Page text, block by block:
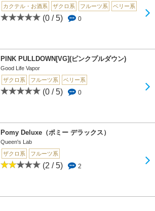
カクテル・お酒系
ザクロ系 フルーツ系 ベリー系
(0 / 5) 0
PINK PULLDOWN[VG](ピンクプルダウン)
Good Life Vapor
ザクロ系
フルーツ系 ベリー系
(0 / 5) 0
Pomy Deluxe（ポミー デラックス）
Queen's Lab
ザクロ系
フルーツ系
(2 / 5) 2